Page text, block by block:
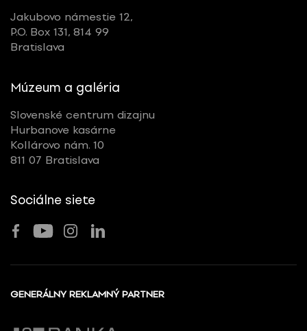
Jakubovo námestie 12,
P.O. Box 131, 814 99
Bratislava
Múzeum a galéria
Slovenské centrum dizajnu
Hurbanove kasárne
Kollárovo nám. 10
811 07 Bratislava
Sociálne siete
GENERÁLNY REKLAMNÝ PARTNER